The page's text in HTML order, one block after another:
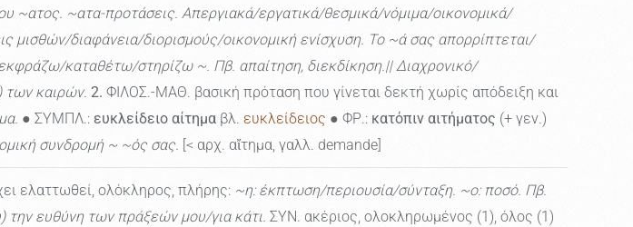
~ατος. ~ατα-προτάσεις. Απεργιακά/εργατικά/θεσμικά/νόμιμα/οικονομικά/
μισθών/διαφάνεια/διορισμούς/οικονομική ενίσχυση. Το ~ά σας απορρίπτεται/
καταθέτω/στηρίζω ~. Πβ. απαίτηση, διεκδίκηση.|| Διαχρονικό/
των καιρών. 2. ΦΙΛΟΣ.-ΜΑΘ. βασική πρόταση που γίνεται δεκτή χωρίς απόδειξη και
● ΣΥΜΠΛ.: ευκλείδειο αίτημα βλ. ευκλείδειος ● ΦΡ.: κατόπιν αιτήματος (+ γεν.)
συνδρομή ~ ~ός σας. [< αρχ. αἴτημα, γαλλ. demande]
ελαττωθεί, ολόκληρος, πλήρης: ~η: έκπτωση/περιουσία/σύνταξη. ~ο: ποσό. Πβ.
ευθύνη των πράξεών μου/για κάτι. ΣΥΝ. ακέριος, ολοκληρωμένος (1), όλος (1)